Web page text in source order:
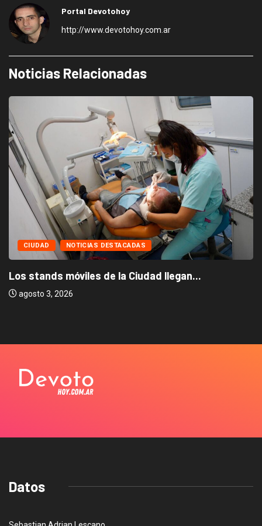
Portal Devotohoy
http://www.devotohoy.com.ar
Noticias Relacionadas
CIUDAD NOTICIAS DESTACADAS
Los stands móviles de la Ciudad llegan...
agosto 3, 2026
Datos